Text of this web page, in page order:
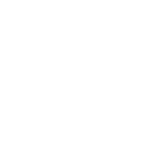
en Rosario,
cracks
donde su